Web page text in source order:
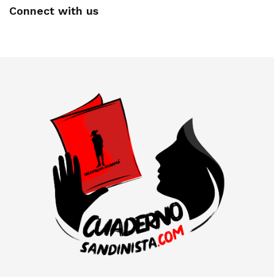
Connect with us